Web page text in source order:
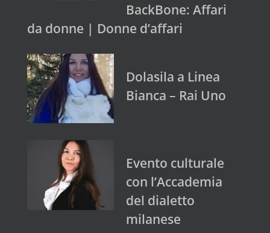
BackBone: Affari
da donne | Donne d’affari
Dolasila a Linea
Bianca – Rai Uno
Evento culturale
con l’Accademia
del dialetto
milanese